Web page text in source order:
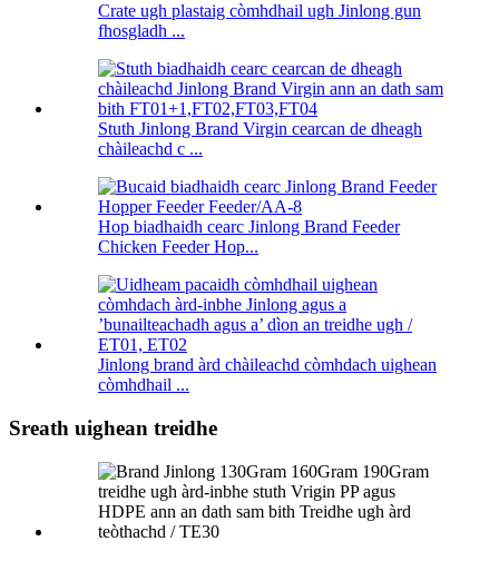
Crate ugh plastaig còmhdhail ugh Jinlong gun
fhosgladh ...
Stuth Jinlong Brand Virgin cearcan de dheagh
chàileachd c ...
Hop biadhaidh cearc Jinlong Brand Feeder
Chicken Feeder Hop...
Jinlong brand àrd chàileachd còmhdach uighean
còmhdhail ...
Sreath uighean treidhe